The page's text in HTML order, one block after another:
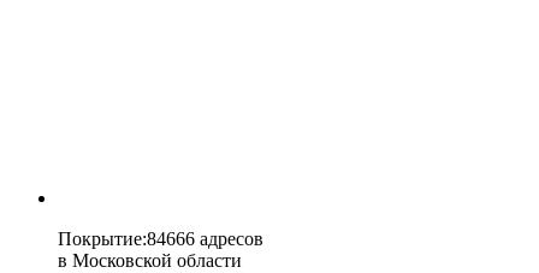
Покрытие:84666 адресов
в Московской области